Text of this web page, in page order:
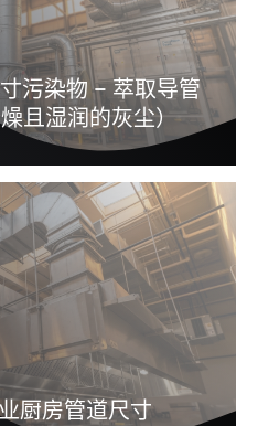
污染物 - 萃取导管
且湿润的灰尘）
厨房管道尺寸